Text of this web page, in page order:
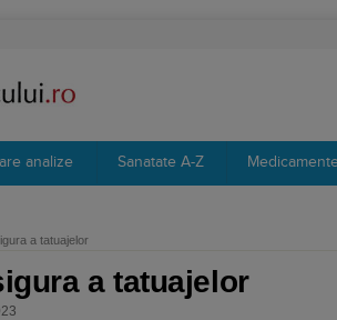
analize Sanatate A-Z
a tatuajelor
a tatuajelor